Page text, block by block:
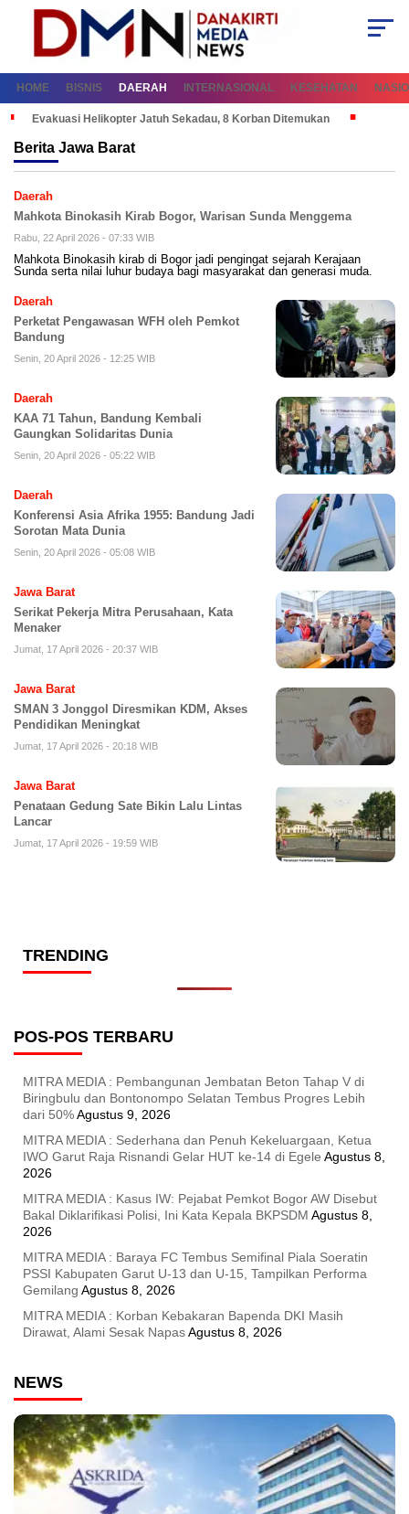
HOME BISNIS DAERAH INTERNASIONAL KESEHATAN
Evakuasi Helikopter Jatuh Sekadau, 8 Korban Ditemukan
Berita Jawa Barat
Daerah
Mahkota Binokasih Kirab Bogor, Warisan Sunda Menggema
Rabu, 22 April 2026 - 07:33 WIB
Mahkota Binokasih kirab di Bogor jadi pengingat sejarah Kerajaan
Sunda serta nilai luhur budaya bagi masyarakat dan generasi muda.
Daerah
Perketat Pengawasan WFH oleh Pemkot
Bandung
Senin, 20 April 2026 - 12:25 WIB
Daerah
KAA 71 Tahun, Bandung Kembali
Gaungkan Solidaritas Dunia
Senin, 20 April 2026 - 05:22 WIB
Daerah
Konferensi Asia Afrika 1955: Bandung Jadi
Sorotan Mata Dunia
Senin, 20 April 2026 - 05:08 WIB
Jawa Barat
Serikat Pekerja Mitra Perusahaan, Kata
Menaker
Jumat, 17 April 2026 - 20:37 WIB
Jawa Barat
SMAN 3 Jonggol Diresmikan KDM, Akses
Pendidikan Meningkat
Jumat, 17 April 2026 - 20:18 WIB
Jawa Barat
Penataan Gedung Sate Bikin Lalu Lintas
Lancar
Jumat, 17 April 2026 - 19:59 WIB
TRENDING
POS-POS TERBARU
MITRA MEDIA : Pembangunan Jembatan Beton Tahap V di
Biringbulu dan Bontonompo Selatan Tembus Progres Lebih
dari 50%Agustus 9, 2026
MITRA MEDIA : Sederhana dan Penuh Kekeluargaan, Ketua
IWO Garut Raja Risnandi Gelar HUT ke-14 di Egele Agustus 8,
2026
MITRA MEDIA : Kasus IW: Pejabat Pemkot Bogor AW Disebut
Bakal Diklarifikasi Polisi, Ini Kata Kepala BKPSDM Agustus 8,
2026
MITRA MEDIA : Baraya FC Tembus Semifinal Piala Soeratin
PSSI Kabupaten Garut U-13 dan U-15, Tampilkan Performa
Gemilang Agustus 8, 2026
MITRA MEDIA : Korban Kebakaran Bapenda DKI Masih
Dirawat, Alami Sesak NapasAgustus 8, 2026
NEWS